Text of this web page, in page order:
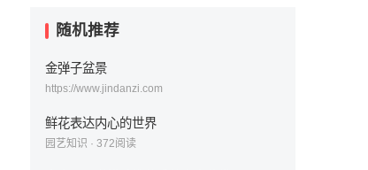
随机推荐
金弹子盆景
https://www.jindanzi.com
鲜花表达内心的世界
园艺知识 · 372阅读